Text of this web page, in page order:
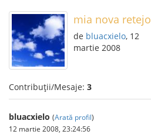
mia nova retejo
de bluacxielo, 12
martie 2008
Contribuții/Mesaje: 3
bluacxielo (Arată profil)
12 martie 2008, 23:24:56